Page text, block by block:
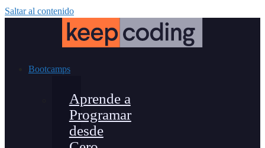
Saltar al contenido
Bootcamps
Aprende a
Programar
desde